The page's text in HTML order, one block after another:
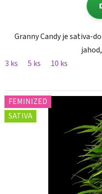
Granny Candy je sativa-
3 ks
5 ks 10 ks
FEMINIZED
SATIVA